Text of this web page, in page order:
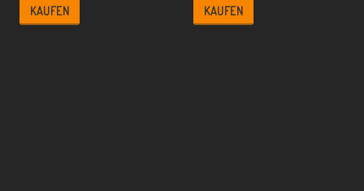
KAUFEN KAUFEN